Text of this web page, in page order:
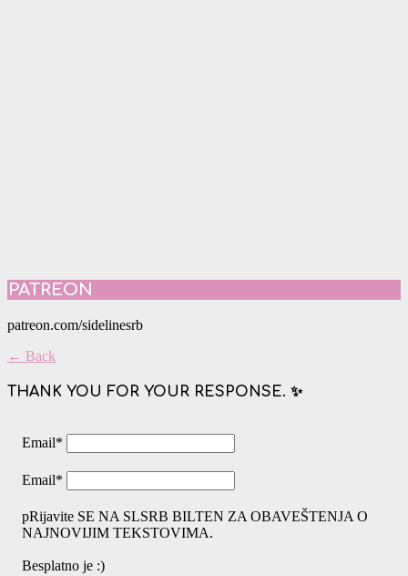
PATREON
patreon.com/sidelinesrb
← Back
THANK YOU FOR YOUR RESPONSE. ✨
Email*
Email*
pRijavite SE NA SLSRB BILTEN ZA OBAVEŠTENJA O
NAJNOVIJIM TEKSTOVIMA.
Besplatno je :)